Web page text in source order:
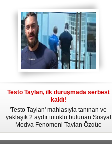
Testo Taylan, ilk duruşmada serbest
kaldı!
'Testo Taylan' mahlasıyla tanınan ve
yaklaşık 2 aydır tutuklu bulunan Sosyal
Medya Fenomeni Taylan Özgüç
Danyıldız, çıktığı ilk duruşmada serbest
bırakıldı.